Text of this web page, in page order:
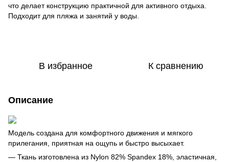
что делает конструкцию практичной для активного отдыха.
Подходит для пляжа и занятий у воды.
В избранное К сравнению
Описание
Модель создана для комфортного движения и мягкого
прилегания, приятная на ощупь и быстро высыхает.
— Ткань изготовлена из Nylon 82% Spandex 18%, эластичная,